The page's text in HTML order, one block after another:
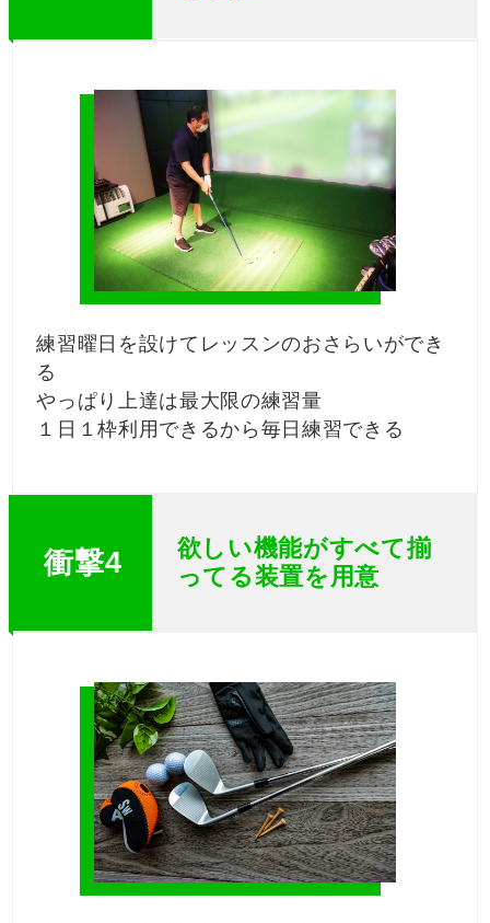
練習曜日を設けてレッスンのおさらいができ
る
やっぱり上達は最大限の練習量
１日１枠利用できるから毎日練習できる
衝撃4
欲しい機能がすべて揃
ってる装置を用意